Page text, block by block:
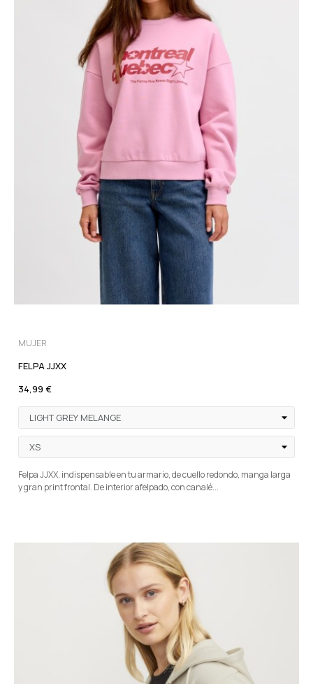
MUJER
FELPA JJXX
34,99 €
Felpa JJXX, indispensable en tu armario, de cuello redondo, manga larga
y gran print frontal. De interior afelpado, con canalé...